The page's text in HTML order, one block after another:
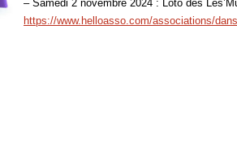
– Samedi 2 novembre 2024 : Loto des
https://www.helloasso.com/associations/